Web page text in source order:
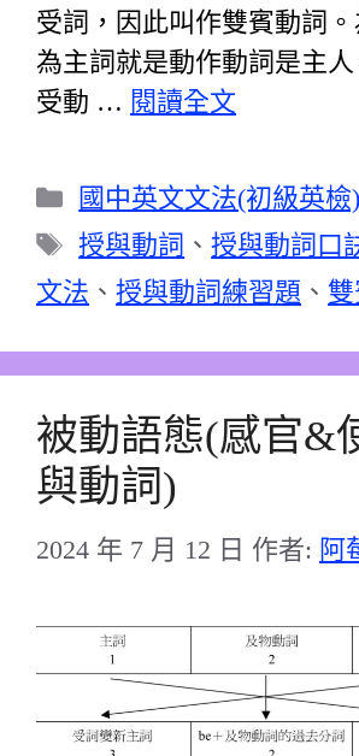
受詞，因此叫作雙賓動詞
為主詞就是動作動詞是主
受動 … 閱讀全文
分
類
國中英文文法(初級英檢)
標
籤
授與動詞 、授與動詞口
文法 、 授與動詞練習題 、
被動語態(感官&
與動詞)
2024 年 7 月 12 日 作者: 阿